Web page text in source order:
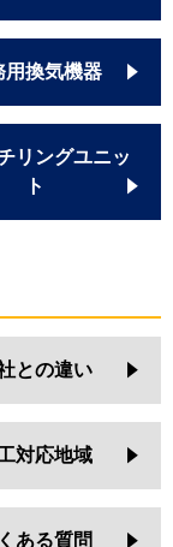
用換気機器
リングユニッ
ト
との違い
対応地域
ある質問